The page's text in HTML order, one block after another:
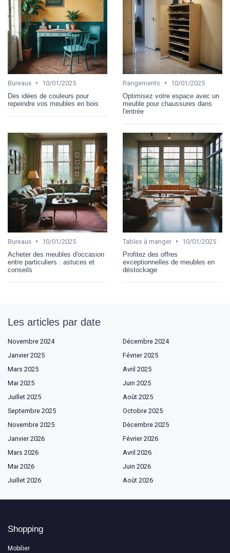
Bureaux •
10/01/2025
Des idées de couleurs pour
repeindre vos meubles en bois
Rangements •
10/01/2025
Optimisez votre espace avec un
meuble pour chaussures dans
l'entrée
Bureaux •
10/01/2025
Acheter des meubles d'occasion
entre particuliers : astuces et
conseils
Tables à manger •
10/01/2025
Profitez des offres
exceptionnelles de meubles en
déstockage
Les articles par date
Novembre 2024
Décembre 2024
Janvier 2025
Février 2025
Mars 2025
Avril 2025
Mai 2025
Juin 2025
Juillet 2025
Août 2025
Septembre 2025
Octobre 2025
Novembre 2025
Décembre 2025
Janvier 2026
Février 2026
Mars 2026
Avril 2026
Mai 2026
Juin 2026
Juillet 2026
Août 2026
Shopping
Mobilier